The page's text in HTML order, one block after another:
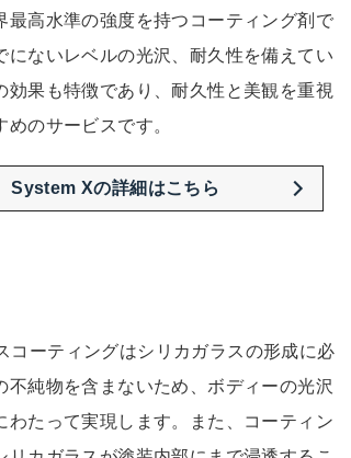
最高水準の強度を持つコーティング剤で
にないレベルの光沢、耐久性を備えてい
効果も特徴であり、耐久性と美観を重視
のサービスです。
System Xの詳細はこちら
コーティングはシリカガラスの形成に必
不純物を含まないため、ボディーの光沢
わたって実現します。また、コーティン